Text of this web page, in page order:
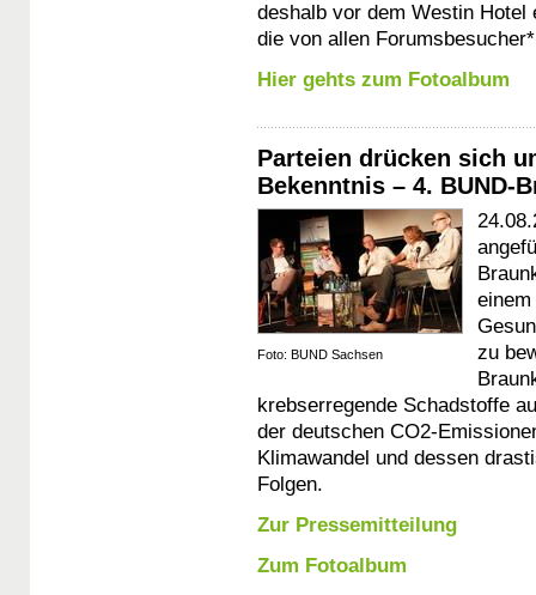
deshalb vor dem Westin Hotel
die von allen
Hier gehts zum Fotoalbum
Parteien drücken sich
Bekenntnis – 4. BUND-
Foto: BUND Sachsen
zu
krebserregende Schadstoffe
der deutschen CO2-
Klimawandel und dessen
Folgen.
Zur Pressemitteilung
Zum Fotoalbum